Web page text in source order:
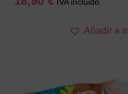
Añadir a